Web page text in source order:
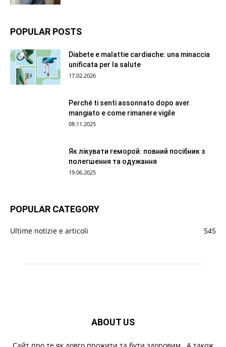
POPULAR POSTS
Diabete e malattie cardiache: una minaccia
unificata per la salute
17.02.2026
Perché ti senti assonnato dopo aver
mangiato e come rimanere vigile
08.11.2025
Як лікувати геморой: повний посібник з
полегшення та одужання
19.06.2025
POPULAR CATEGORY
Ultime notizie e articoli 545
ABOUT US